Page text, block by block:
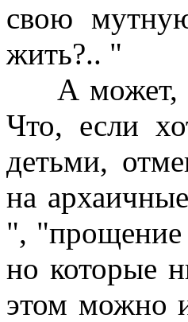
свою
жить?.. "
А может,
Что, если
детьми,
на
", "прощение
но которые
этом можно